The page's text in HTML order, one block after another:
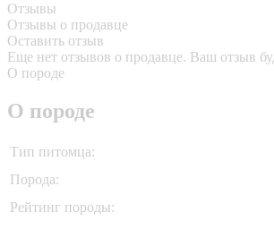
Отзывы
Отзывы о продавце
Оставить отзыв
Еще нет отзывов о продавце. Ваш отзыв
О породе
О породе
Тип питомца:
Порода:
Рейтинг породы: